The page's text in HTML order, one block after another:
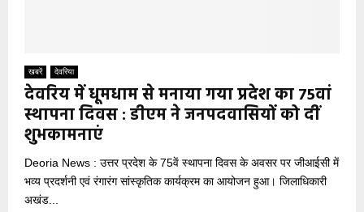
खबरें देवरिया
देवरिय में धूमधाम से मनाया गया प्रदेश का 75वां
स्थापना दिवस : डीएम ने जनपदवासियों को दीं
शुभकामनाएं
Deoria News : उत्तर प्रदेश के 75वें स्थापना दिवस के अवसर पर जीआईसी में
भव्य प्रदर्शनी एवं रंगारंग सांस्कृतिक कार्यक्रम का आयोजन हुआ। जिलाधिकारी
अखंड...